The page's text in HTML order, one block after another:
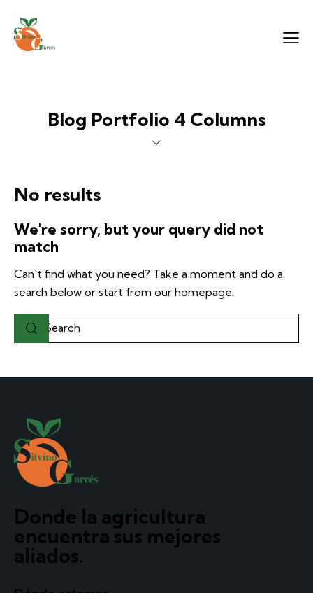
Blog Portfolio 4 Columns
No results
We're sorry, but your query did not
match
Can't find what you need? Take a moment and do a
search below or start from our homepage.
Donde la agricultura
encuentra sus mejores
aliados.